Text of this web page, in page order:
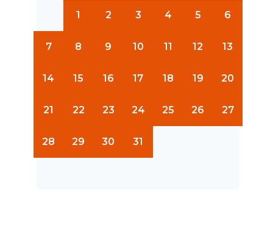
1 2 3 4 5 6
7 8 9 10 11 12 13
14 15 16 17 18 19 20
21 22 23 24 25 26 27
28 29 30 31